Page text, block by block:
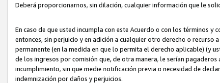
Deberá proporcionarnos, sin dilación, cualquier información que le
En caso de que usted incumpla con este Acuerdo o con los términos
entonces, sin perjuicio y en adición a cualquier otro derecho o
permanente (en la medida en que lo permita el derecho aplicable) (y
de los ingresos por comisión que, de otra manera, le serían
incumplimiento, sin que medie notificación previa o necesidad de
indemnización por daños y perjuicios.